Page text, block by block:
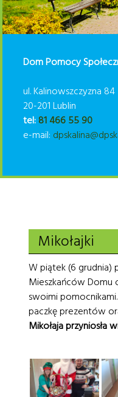
Dom Pomocy
ul. Kalinowszczyzna 84
20-201 Lublin
tel:81 466 55 90
e-mail:
Mikołajki
W piątek (6 grudnia)
Mieszkańców Domu
swoimi
paczkę prezentów
Mikołaja przyniosła